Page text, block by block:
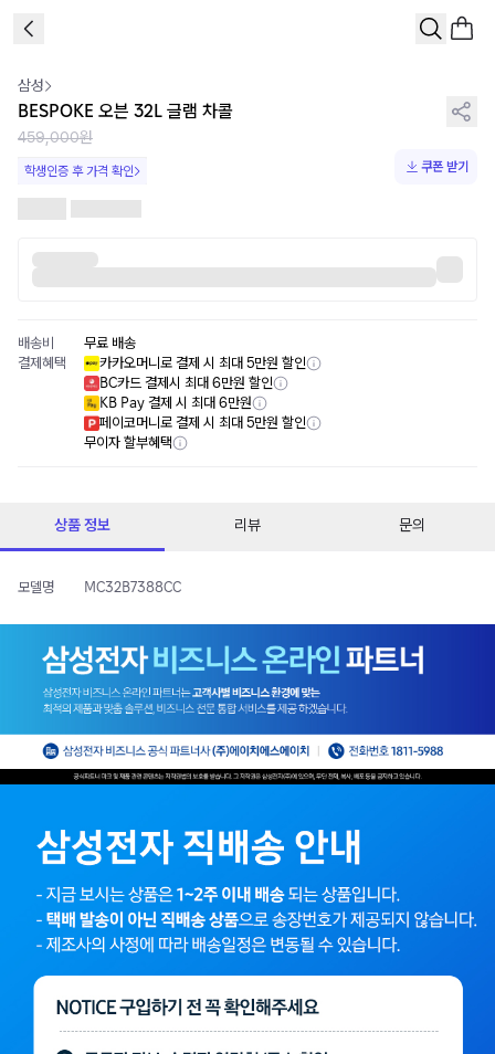
삼성
BESPOKE 오븐 32L 글램 차콜
459,000원
학생인증 후 가격 확인 쿠폰 받기
배송비
무료 배송
결제혜택
카카오머니로 결제 시 최대 5만원 할인
BC카드 결제시 최대 6만원 할인
KB Pay 결제 시 최대 6만원
페이코머니로 결제 시 최대 5만원 할인
무이자 할부혜택
상품 정보 리뷰 문의
모델명 MC32B7388CC